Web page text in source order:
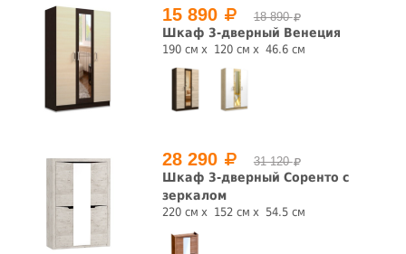
15 890 18 890
Шкаф 3-дверный Венеция
190 см 120 см 46.6 см
28 290 31 120
Шкаф 3-дверный Соренто с
зеркалом
220 см 152 см 54.5 см